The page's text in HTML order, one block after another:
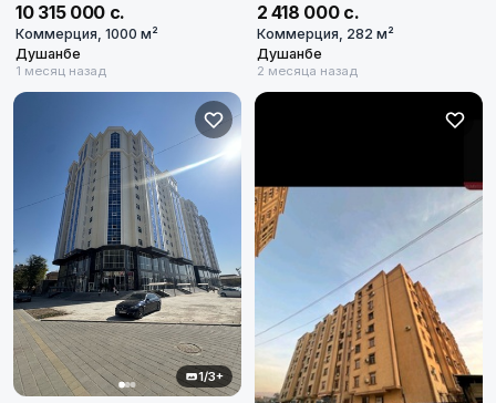
10 315 000 с.
Коммерция, 1000 м²
Душанбе
1 месяц назад
2 418 000 с.
Коммерция, 282 м²
Душанбе
2 месяца назад
1/3+